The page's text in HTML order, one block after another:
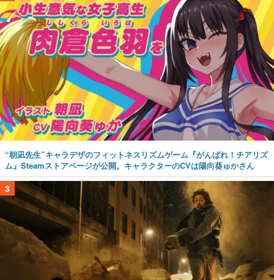
“朝凪先生”キャラデザのフィットネスリズムゲーム『がんばれ！チアリズ
ム』Steamストアページが公開。キャラクターのCVは陽向葵ゅかさん
3